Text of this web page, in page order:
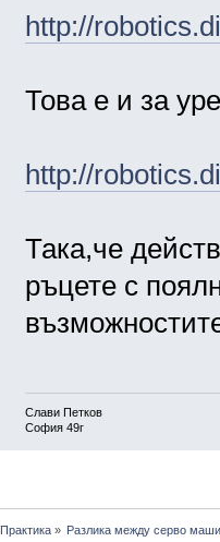
http://
Това е и за
http://
Така,че
ръцете с
Слави Петков
София 49г
Практика» Разлика между серво